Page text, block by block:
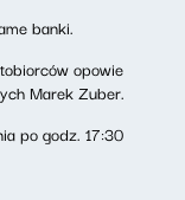
banki.
opowie
Marek Zuber.
po godz. 17:30